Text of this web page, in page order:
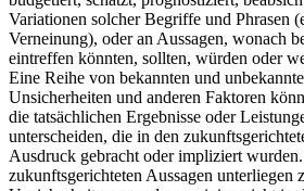
Variationen solcher Begriffe und Phrasen
Verneinung), oder an Aussagen, wonach
eintreffen könnten, sollten, würden oder
Eine Reihe von bekannten und
Unsicherheiten und anderen Faktoren
die tatsächlichen Ergebnisse oder
unterscheiden, die in den
Ausdruck gebracht oder impliziert
zukunftsgerichteten Aussagen unterliegen